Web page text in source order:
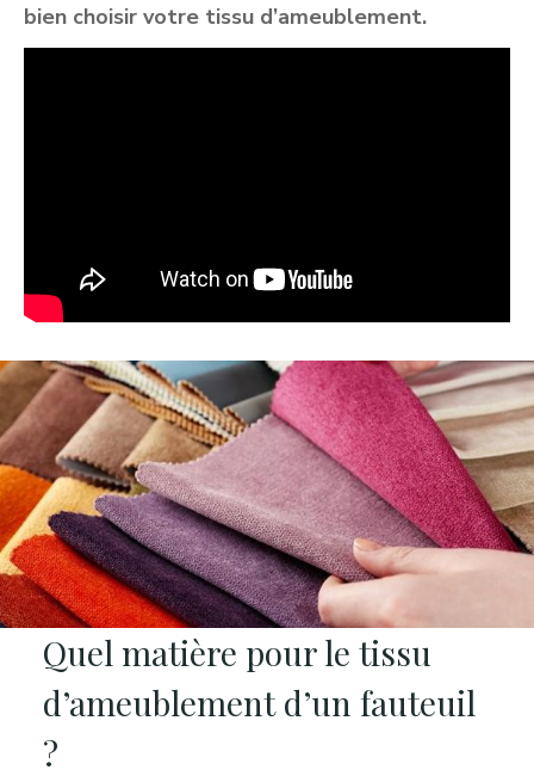
bien choisir votre tissu d’ameublement.
Quel matière pour le tissu
d’ameublement d’un fauteuil
?